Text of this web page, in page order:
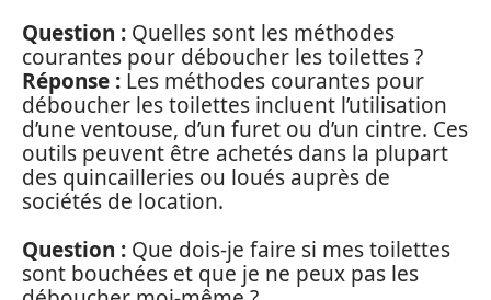
Question : Quelles sont les méthodes
courantes pour déboucher les toilettes ?
Réponse : Les méthodes courantes pour
déboucher les toilettes incluent l’utilisation
d’une ventouse, d’un furet ou d’un cintre. Ces
outils peuvent être achetés dans la plupart
des quincailleries ou loués auprès de
sociétés de location.
Question : Que dois-je faire si mes toilettes
sont bouchées et que je ne peux pas les